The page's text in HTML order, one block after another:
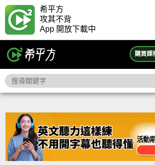
希平方
攻其不背
App 開放下載中
購買課
活動